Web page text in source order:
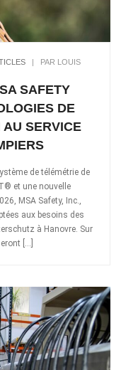
| PAR LOUIS
SAFETY
DE
SERVICE
de télémétrie de
et une nouvelle
MSA Safety, Inc.,
aux besoins des
à Hanovre. Sur
[…]